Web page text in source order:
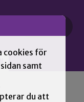
cookies för
samt
du att